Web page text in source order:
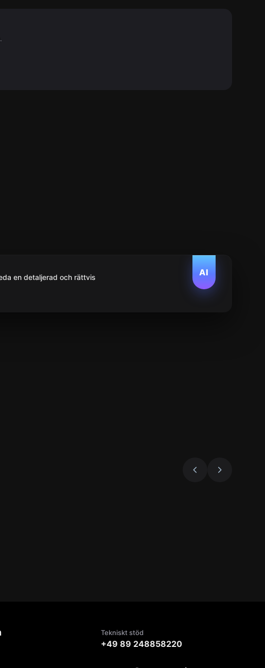
AI
en detaljerad och rättvis
Tekniskt stöd
+49 89 248858220